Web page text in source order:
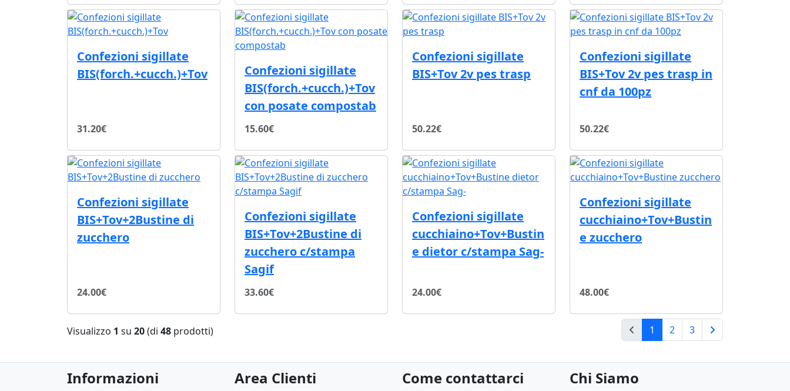
Confezioni sigillate
BIS(forch.+cucch.)+Tov
31.20€
Confezioni sigillate
BIS(forch.+cucch.)+Tov
con posate compostab
15.60€
Confezioni sigillate
BIS+Tov 2v pes trasp
50.22€
Confezioni sigillate
BIS+Tov 2v pes trasp in
cnf da 100pz
50.22€
Confezioni sigillate
BIS+Tov+2Bustine di
zucchero
24.00€
Confezioni sigillate
BIS+Tov+2Bustine di
zucchero c/stampa
Sagif
33.60€
Confezioni sigillate
cucchiaino+Tov+Bustin
e dietor c/stampa Sag-
24.00€
Confezioni sigillate
cucchiaino+Tov+Bustin
e zucchero
48.00€
Visualizzo 1 su 20(di 48 prodotti) 1 (current)
2
3
Informazioni Area Clienti Come contattarci Chi Siamo